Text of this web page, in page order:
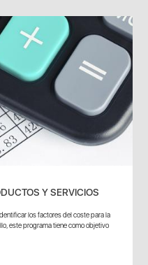
Y SERVICIOS
los factores del coste para la
este programa tiene como objetivo